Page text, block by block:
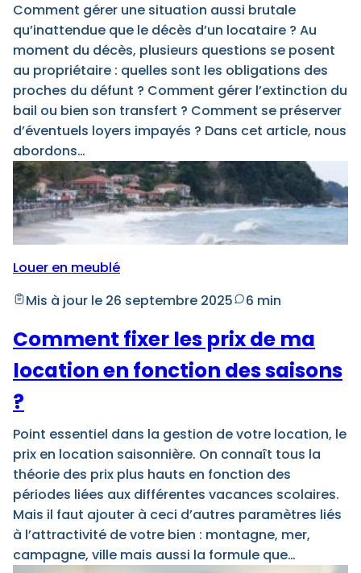
Comment gérer une situation aussi brutale
qu’inattendue que le décès d’un locataire ? Au
moment du décès, plusieurs questions se posent
au propriétaire : quelles sont les obligations des
proches du défunt ? Comment gérer l’extinction du
bail ou bien son transfert ? Comment se préserver
d’éventuels loyers impayés ? Dans cet article, nous
abordons…
Louer en meublé
Mis à jour le 26 septembre 2025
6 min
Comment fixer les prix de ma
location en fonction des saisons
?
Point essentiel dans la gestion de votre location, le
prix en location saisonnière. On connaît tous la
théorie des prix plus hauts en fonction des
périodes liées aux différentes vacances scolaires.
Mais il faut ajouter à ceci d’autres paramètres liés
à l’attractivité de votre bien : montagne, mer,
campagne, ville mais aussi la formule que…